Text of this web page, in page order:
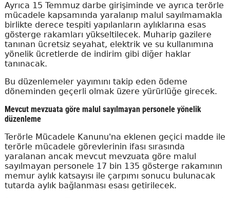
Ayrıca 15 Temmuz darbe girişiminde ve ayrıca terörle
mücadele kapsamında yaralanıp malul sayılmamakla
birlikte derece tespiti yapılanların aylıklarına esas
gösterge rakamları yükseltilecek. Muharip gazilere
tanınan ücretsiz seyahat, elektrik ve su kullanımına
yönelik ücretlerde de indirim gibi diğer haklar
tanınacak.
Bu düzenlemeler yayımını takip eden ödeme
döneminden geçerli olmak üzere yürürlüğe girecek.
Mevcut mevzuata göre malul sayılmayan personele yönelik
düzenleme
Terörle Mücadele Kanunu'na eklenen geçici madde ile
terörle mücadele görevlerinin ifası sırasında
yaralanan ancak mevcut mevzuata göre malul
sayılmayan personele 17 bin 135 gösterge rakamının
memur aylık katsayısı ile çarpımı sonucu bulunacak
tutarda aylık bağlanması esası getirilecek.